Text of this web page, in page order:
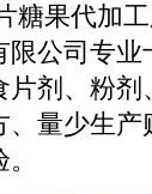
糖果代加
公司专
剂、粉
量少生